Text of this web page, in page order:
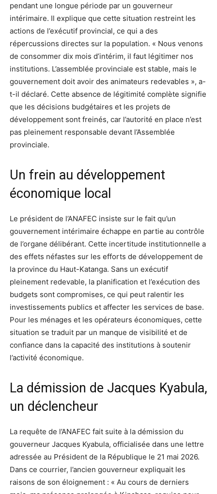
pendant une longue période par un gouverneur
intérimaire. Il explique que cette situation restreint les
actions de l’exécutif provincial, ce qui a des
répercussions directes sur la population. « Nous venons
de consommer dix mois d’intérim, il faut légitimer nos
institutions. L’assemblée provinciale est stable, mais le
gouvernement doit avoir des animateurs redevables », a-
t-il déclaré. Cette absence de légitimité complète signifie
que les décisions budgétaires et les projets de
développement sont freinés, car l’autorité en place n’est
pas pleinement responsable devant l’Assemblée
provinciale.
Un frein au développement
économique local
Le président de l’ANAFEC insiste sur le fait qu’un
gouvernement intérimaire échappe en partie au contrôle
de l’organe délibérant. Cette incertitude institutionnelle a
des effets néfastes sur les efforts de développement de
la province du Haut-Katanga. Sans un exécutif
pleinement redevable, la planification et l’exécution des
budgets sont compromises, ce qui peut ralentir les
investissements publics et affecter les services de base.
Pour les ménages et les opérateurs économiques, cette
situation se traduit par un manque de visibilité et de
confiance dans la capacité des institutions à soutenir
l’activité économique.
La démission de Jacques Kyabula,
un déclencheur
La requête de l’ANAFEC fait suite à la démission du
gouverneur Jacques Kyabula, officialisée dans une lettre
adressée au Président de la République le 21 mai 2026.
Dans ce courrier, l’ancien gouverneur expliquait les
raisons de son éloignement : « Au cours de derniers